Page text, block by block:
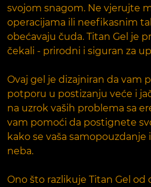
svojom snagom. Ne vjerujte
operacijama ili neefikasnim
obećavaju čuda. Titan Gel je
čekali - prirodni i siguran za
Ovaj gel je dizajniran da vam
potporu u postizanju veće i
na uzrok vaših problema sa
vam pomoći da postignete
kako se vaša
neba.
Ono što razlikuje Titan Gel od